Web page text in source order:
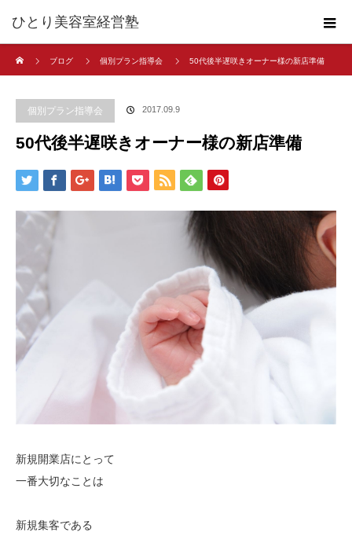
ひとり美容室経営塾
ブログ
個別プラン指導会 50代後半遅咲きオーナー様の新店準備
個別プラン指導会 2017.09.9
50代後半遅咲きオーナー様の新店準備
新規開業店にとって
一番大切なことは
新規集客である